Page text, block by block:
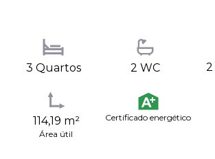
3 Quartos 2 WC 2
114,19 m²
Área útil
Certificado energético